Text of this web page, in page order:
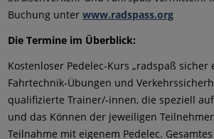
Buchung unterwww.radspass.org
Die Termine im Überblick:
Kostenloser Pedelec-Kurs „radspaß sicher
Fahrtechnik-Übungen und
qualifizierte Trainer/-innen, die speziell
und das Können der jeweiligen
Teilnahme mit eigenem Pedelec.